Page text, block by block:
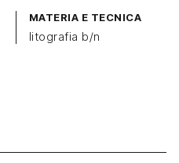
MATERIA E TECNICA
litografia b/n